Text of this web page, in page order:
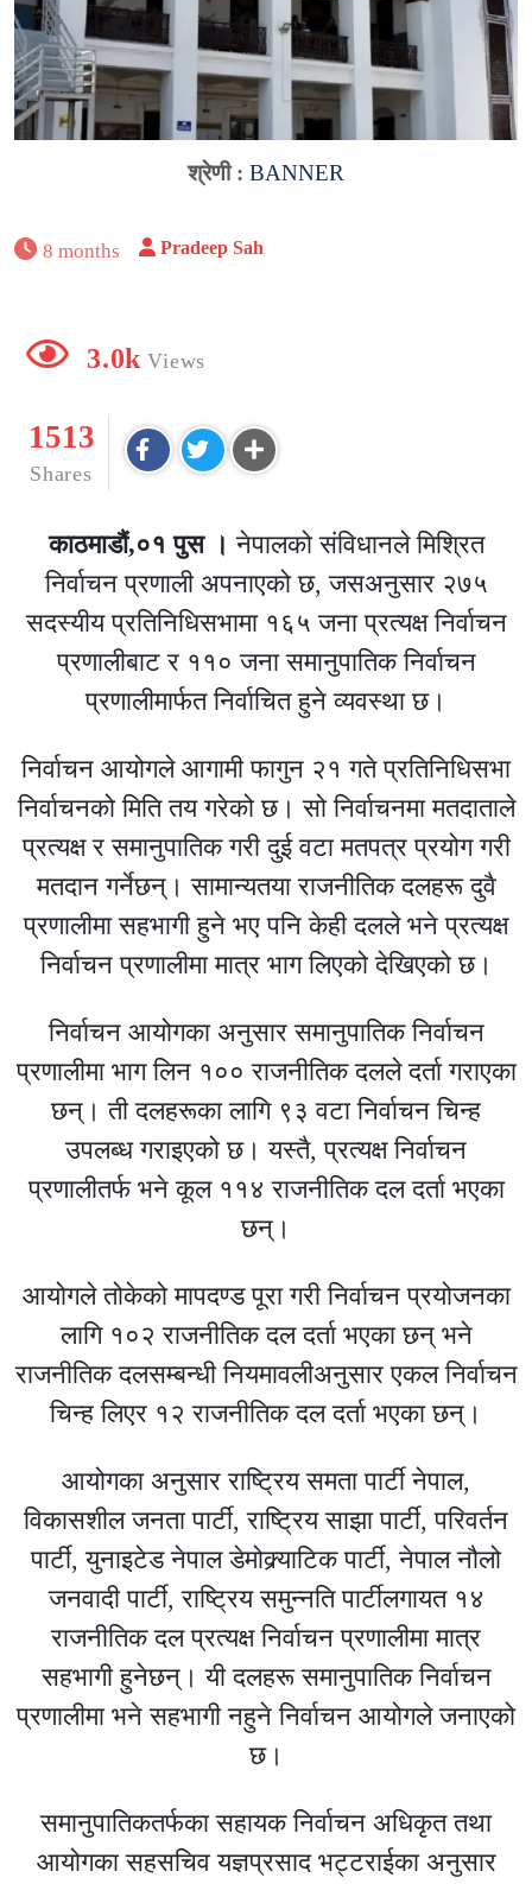
श्रेणी : BANNER
8 months Pradeep Sah
3.0k Views
1513
Shares
काठमाडौं,०१ पुस । नेपालको संविधानले मिश्रित
निर्वाचन प्रणाली अपनाएको छ, जसअनुसार २७५
सदस्यीय प्रतिनिधिसभामा १६५ जना प्रत्यक्ष निर्वाचन
प्रणालीबाट र ११० जना समानुपातिक निर्वाचन
प्रणालीमार्फत निर्वाचित हुने व्यवस्था छ।
निर्वाचन आयोगले आगामी फागुन २१ गते प्रतिनिधिसभा
निर्वाचनको मिति तय गरेको छ। सो निर्वाचनमा मतदाताले
प्रत्यक्ष र समानुपातिक गरी दुई वटा मतपत्र प्रयोग गरी
मतदान गर्नेछन्। सामान्यतया राजनीतिक दलहरू दुवै
प्रणालीमा सहभागी हुने भए पनि केही दलले भने प्रत्यक्ष
निर्वाचन प्रणालीमा मात्र भाग लिएको देखिएको छ।
निर्वाचन आयोगका अनुसार समानुपातिक निर्वाचन
प्रणालीमा भाग लिन १०० राजनीतिक दलले दर्ता गराएका
छन्। ती दलहरूका लागि ९३ वटा निर्वाचन चिन्ह
उपलब्ध गराइएको छ। यस्तै, प्रत्यक्ष निर्वाचन
प्रणालीतर्फ भने कूल ११४ राजनीतिक दल दर्ता भएका
छन्।
आयोगले तोकेको मापदण्ड पूरा गरी निर्वाचन प्रयोजनका
लागि १०२ राजनीतिक दल दर्ता भएका छन् भने
राजनीतिक दलसम्बन्धी नियमावलीअनुसार एकल निर्वाचन
चिन्ह लिएर १२ राजनीतिक दल दर्ता भएका छन्।
आयोगका अनुसार राष्ट्रिय समता पार्टी नेपाल,
विकासशील जनता पार्टी, राष्ट्रिय साझा पार्टी, परिवर्तन
पार्टी, युनाइटेड नेपाल डेमोक्र्याटिक पार्टी, नेपाल नौलो
जनवादी पार्टी, राष्ट्रिय समुन्नति पार्टीलगायत १४
राजनीतिक दल प्रत्यक्ष निर्वाचन प्रणालीमा मात्र
सहभागी हुनेछन्। यी दलहरू समानुपातिक निर्वाचन
प्रणालीमा भने सहभागी नहुने निर्वाचन आयोगले जनाएको
छ।
समानुपातिकतर्फका सहायक निर्वाचन अधिकृत तथा
आयोगका सहसचिव यज्ञप्रसाद भट्टराईका अनुसार